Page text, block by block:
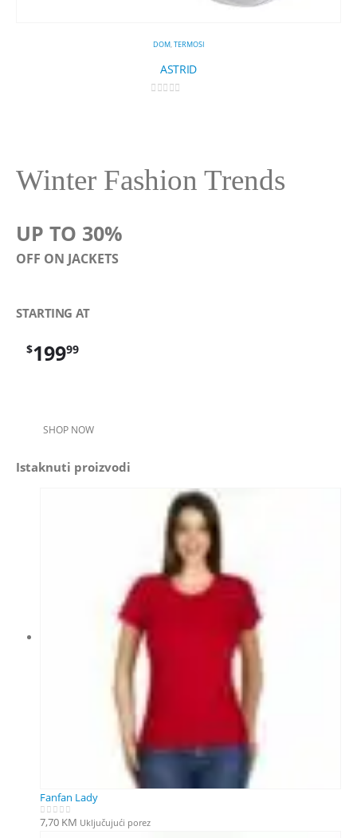
DOM,TERMOSI
ASTRID
Winter Fashion Trends
UP TO 30%
OFF ON JACKETS
STARTING AT
$19999
SHOP NOW
Istaknuti proizvodi
Fanfan Lady
0out of 5
7,70 KM Uključujući porez